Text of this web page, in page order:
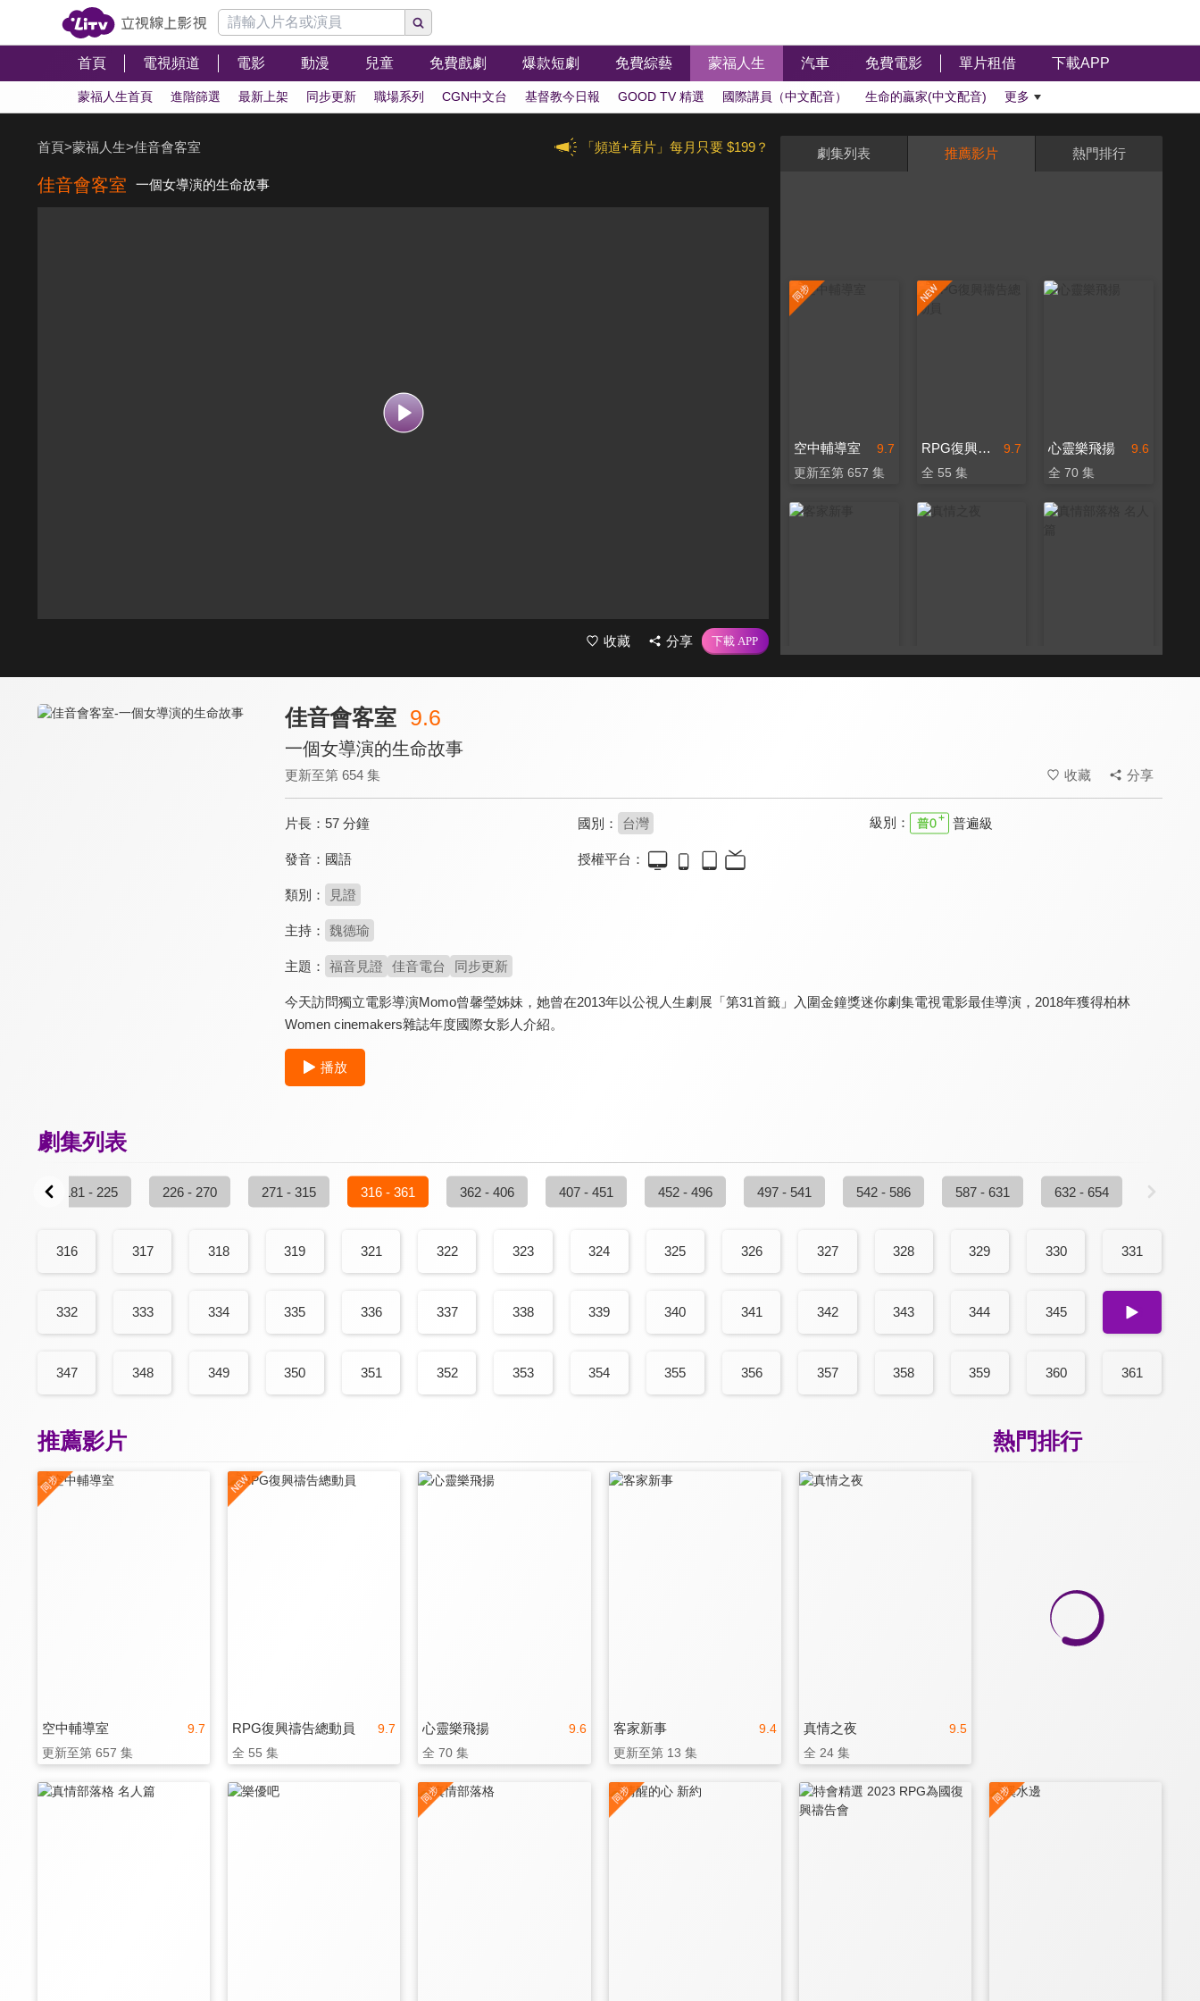
首頁 電視頻道 電影 動漫 兒童 免費戲劇 爆款短劇 免費綜藝 蒙福人生 汽車 免費電影 單片租借 下載APP
蒙福人生首頁 進階篩選 最新上架 同步更新 職場系列 CGN中文台 基督教今日報 GOOD TV 精選 國際講員（中文配音） 生命的贏家(中文配音) 更多
「頻道+看片」每月只要 $199？
首頁>蒙福人生>佳音會客室
佳音會客室 一個女導演的生命故事
收藏 分享
劇集列表 推薦影片 熱門排行
9.7
空中輔導室
更新至第 657 集
9.7
RPG復興禱告總動員
全 55 集
9.6
心靈樂飛揚
全 70 集
佳音會客室 9.6
一個女導演的生命故事
更新至第 654 集 收藏 分享
片長： 57 分鐘 國別： 台灣 級別： 普遍級
發音： 國語 授權平台：
類別： 見證
主持： 魏德瑜
主題： 福音見證 佳音電台 同步更新
今天訪問獨立電影導演Momo曾馨瑩姊妹，她曾在2013年以公視人生劇展「第31首籤」入圍金鐘獎迷你劇集電視電影最佳導演，2018年獲得柏林
Women cinemakers雜誌年度國際女影人介紹。
播放
劇集列表
181 - 225 226 - 270 271 - 315 316 - 361 362 - 406 407 - 451 452 - 496 497 - 541 542 - 586 587 - 631 632 - 654
316 317 318 319 321 322 323 324 325 326 327 328 329 330 331
332 333 334 335 336 337 338 339 340 341 342 343 344 345 346
347 348 349 350 351 352 353 354 355 356 357 358 359 360 361
熱門排行
推薦影片
9.7
空中輔導室
更新至第 657 集
9.7
RPG復興禱告總動員
全 55 集
9.6
心靈樂飛揚
全 70 集
9.4
客家新事
更新至第 13 集
9.5
真情之夜
全 24 集